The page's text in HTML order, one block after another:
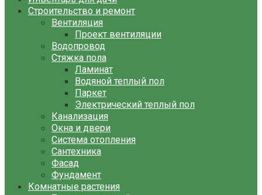
Строительство и ремонт
Вентиляция
Проект вентиляции
Водопровод
Стяжка пола
Ламинат
Водяной теплый пол
Паркет
Электрический теплый пол
Канализация
Окна и двери
Система отопления
Сантехника
Фасад
Фундамент
Комнатные растения